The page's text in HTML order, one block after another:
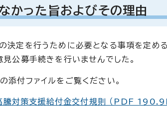
かった旨およびその理由
決定を行うために必要となる事項を定め
公募手続きを行いませんでした。
添付ファイルをご覧ください。
騰対策支援給付金交付規則 （PDF